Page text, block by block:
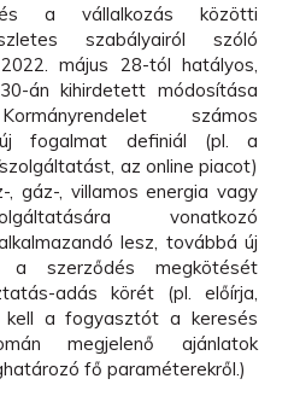
a vállalkozás közötti
szabályairól szóló
május 28-tól hatályos,
án kihirdetett módosítása
számos
új fogalmat definiál (pl. a
az online piacot)
gáz-, villamos energia vagy
vonatkozó
lesz, továbbá új
a szerződés megkötését
adás körét (pl. előírja,
kell a fogyasztót a keresés
megjelenő ajánlatok
fő paraméterekről.)